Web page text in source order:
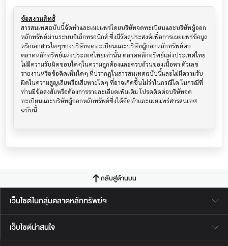
ข้อสงวนสิทธิ์
สารสนเทศฉบับนี้จัดทำและเผยแพร่โดยบริษัทจดทะเบียนและบริษัทผู้ออก
หลักทรัพย์ผ่านระบบอิเล็กทรอนิกส์ ซึ่งมีวัตถุประสงค์เพื่อการเผยแพร่ข้อมูล
หรือเอกสารใดๆของบริษัทจดทะเบียนและบริษัทผู้ออกหลักทรัพย์ต่อ
ตลาดหลักทรัพย์แห่งประเทศไทยเท่านั้น ตลาดหลักทรัพย์แห่งประเทศไทย
ไม่มีความรับผิดชอบใดๆในความถูกต้องและครบถ้วนของเนื้อหา ตัวเลข
รายงานหรือข้อคิดเห็นใดๆ ที่ปรากฎในสารสนเทศฉบับนี้และไม่มีความรับ
ผิดในความสูญเสียหรือเสียหายใดๆ ที่อาจเกิดขึ้นไม่ว่าในกรณีใด ในกรณีที่
ท่านมีข้อสงสัยหรือต้องการรายละเอียดเพิ่มเติม โปรดติดต่อบริษัทจด
ทะเบียนและบริษัทผู้ออกหลักทรัพย์ซึ่งได้จัดทำและเผยแพร่สารสนเทศ
ฉบับนี้
กลับสู่ด้านบน
เว็บไซต์ในกลุ่มตลาดหลักทรัพย์ฯ
เว็บไซต์น่าสนใจ